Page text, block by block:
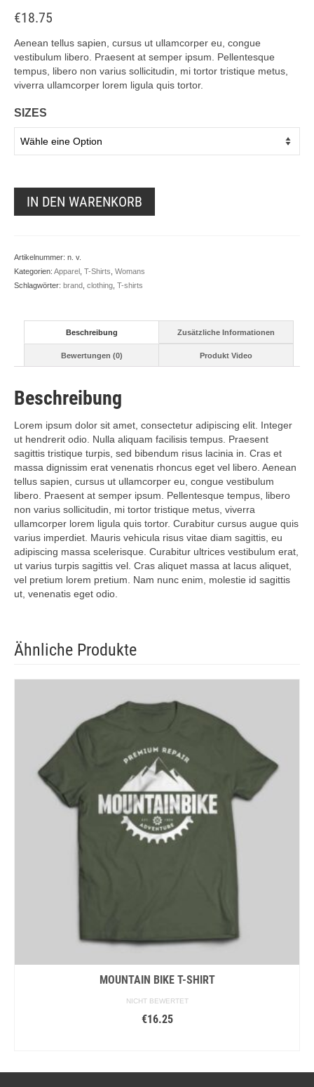
€18.75
Aenean tellus sapien, cursus ut ullamcorper eu, congue
vestibulum libero. Praesent at semper ipsum. Pellentesque
tempus, libero non varius sollicitudin, mi tortor tristique metus,
viverra ullamcorper lorem ligula quis tortor.
SIZES
IN DEN WARENKORB
Artikelnummer: n. v.
Kategorien: Apparel T-Shirts Womans
Schlagwörter: brand clothing T-shirts
Beschreibung Zusätzliche Informationen
Bewertungen (0) Produkt Video
Beschreibung
Lorem ipsum dolor sit amet, consectetur adipiscing elit. Integer
ut hendrerit odio. Nulla aliquam facilisis tempus. Praesent
sagittis tristique turpis, sed bibendum risus lacinia in. Cras et
massa dignissim erat venenatis rhoncus eget vel libero. Aenean
tellus sapien, cursus ut ullamcorper eu, congue vestibulum
libero. Praesent at semper ipsum. Pellentesque tempus, libero
non varius sollicitudin, mi tortor tristique metus, viverra
ullamcorper lorem ligula quis tortor. Curabitur cursus augue quis
varius imperdiet. Mauris vehicula risus vitae diam sagittis, eu
adipiscing massa scelerisque. Curabitur ultrices vestibulum erat,
ut varius turpis sagittis vel. Cras aliquet massa at lacus aliquet,
vel pretium lorem pretium. Nam nunc enim, molestie id sagittis
ut, venenatis eget odio.
Ähnliche Produkte
MOUNTAIN BIKE T-SHIRT
NICHT BEWERTET
€16.25
Produkt